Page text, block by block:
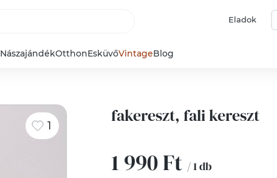
Eladok
NászajándékOtthonEsküvőVintageBlog
1 fakereszt, fali kereszt
1 990 Ft / 1 db